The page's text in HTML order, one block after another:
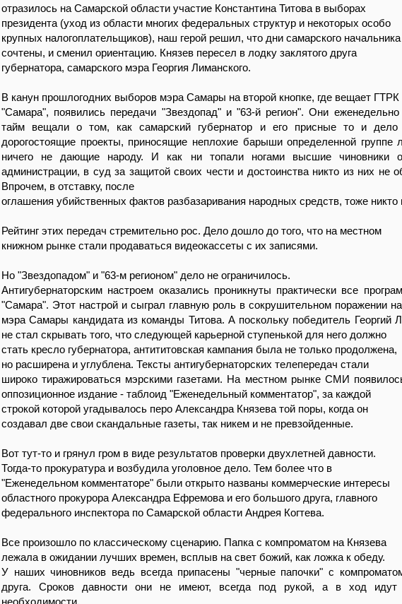
отразилось на Самарской области участие Константина Титова в выборах
президента (уход из области многих федеральных структур и некоторых особо
крупных налогоплательщиков), наш герой решил, что дни самарского начальника
сочтены, и сменил ориентацию. Князев пересел в лодку заклятого друга
губернатора, самарского мэра Георгия Лиманского.
В канун прошлогодних выборов мэра Самары на второй кнопке, где вещает ГТРК
"Самара", появились передачи "Звездопад" и "63-й регион". Они
тайм вещали о том, как самарский губернатор и его присные то и дело
дорогостоящие проекты, приносящие неплохие барыши определенной группе
ничего не дающие народу. И как ни топали ногами высшие чиновники
администрации, в суд за защитой своих чести и достоинства никто из них не
Впрочем, в отставку, после
оглашения убийственных фактов разбазаривания народных средств, тоже
Рейтинг этих передач стремительно рос. Дело дошло до того, что на местном
книжном рынке стали продаваться видеокассеты с их записями.
Но "Звездопадом" и "63-м регионом" дело не ограничилось.
Антигубернаторским настроем оказались проникнуты практически все
"Самара". Этот настрой и сыграл главную роль в сокрушительном поражении
мэра Самары кандидата из команды Титова. А поскольку победитель Георгий
не стал скрывать того, что следующей карьерной ступенькой для него должно
стать кресло губернатора, антититовская кампания была не только продолжена,
но расширена и углублена. Тексты антигубернаторских телепередач стали
широко тиражироваться мэрскими газетами. На местном рынке СМИ
оппозиционное издание - таблоид "Еженедельный комментатор", за каждой
строкой которой угадывалось перо Александра Князева той поры, когда он
создавал две свои скандальные газеты, так никем и не превзойденные.
Вот тут-то и грянул гром в виде результатов проверки двухлетней давности.
Тогда-то прокуратура и возбудила уголовное дело. Тем более что в
"Еженедельном комментаторе" были открыто названы коммерческие интересы
областного прокурора Александра Ефремова и его большого друга, главного
федерального инспектора по Самарской области Андрея Когтева.
Все произошло по классическому сценарию. Папка с компроматом на Князева
лежала в ожидании лучших времен, всплыв на свет божий, как ложка к обеду.
У наших чиновников ведь всегда припасены "черные папочки" с
друга. Сроков давности они не имеют, всегда под рукой, а в ход
необходимости.